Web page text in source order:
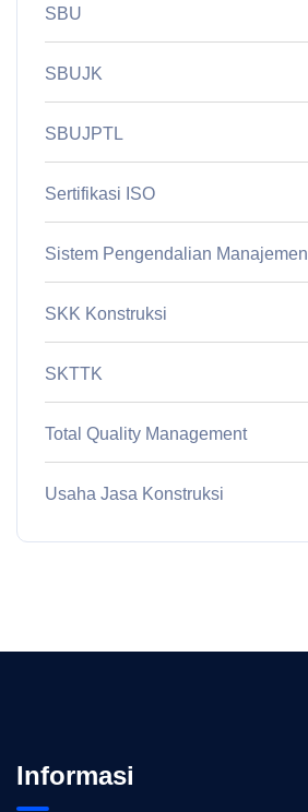
SBU
SBUJK
SBUJPTL
Sertifikasi ISO
Sistem Pengendalian Manajemen
SKK Konstruksi
SKTTK
Total Quality Management
Usaha Jasa Konstruksi
Informasi